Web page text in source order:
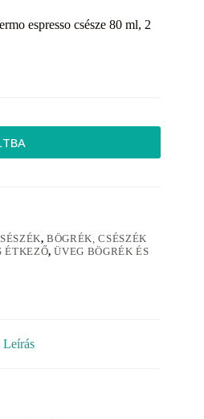
espresso csésze 80 ml, 2
,BÖGRÉK, CSÉSZÉK
ÉTKEZŐ,ÜVEG BÖGRÉK ÉS
Leírás